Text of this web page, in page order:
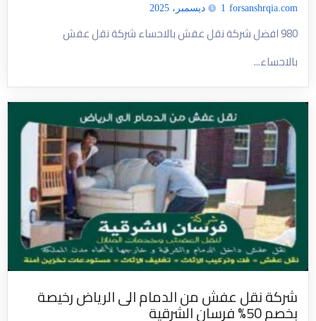
forsanshrqia.com 1 ديسمبر، 2025
980 افضل شركة نقل عفش بالاحساء شركة نقل عفش
بالاحساء...
شركة نقل عفش من الدمام الى الرياض رخيصة
بخصم 50% فرسان الشرقية